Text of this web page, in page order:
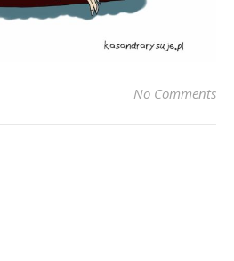
No Comments